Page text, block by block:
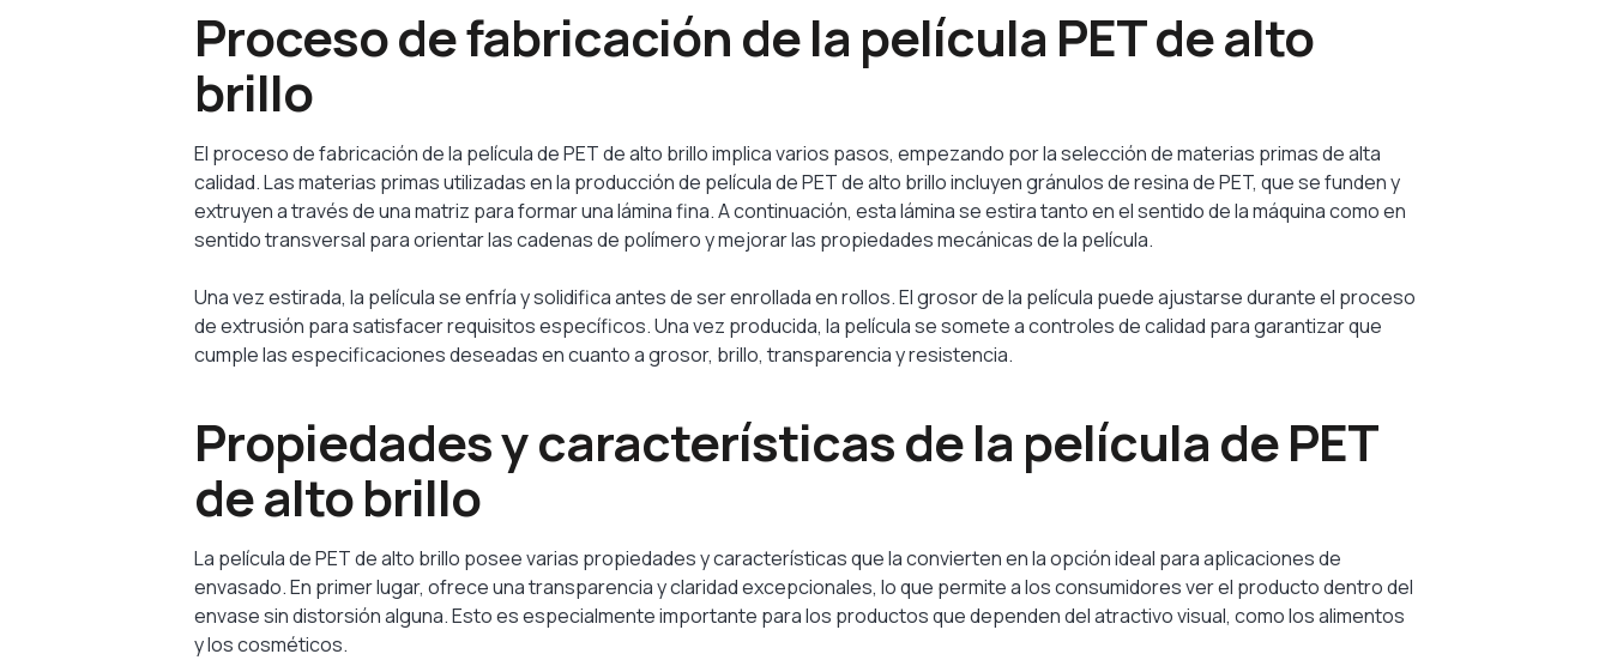
Proceso de fabricación de la película PET de alto
brillo
El proceso de fabricación de la película de PET de alto brillo implica varios pasos, empezando por la selección de materias primas de alta
calidad. Las materias primas utilizadas en la producción de película de PET de alto brillo incluyen gránulos de resina de PET, que se funden y
extruyen a través de una matriz para formar una lámina fina. A continuación, esta lámina se estira tanto en el sentido de la máquina como en
sentido transversal para orientar las cadenas de polímero y mejorar las propiedades mecánicas de la película.
Una vez estirada, la película se enfría y solidifica antes de ser enrollada en rollos. El grosor de la película puede ajustarse durante el proceso
de extrusión para satisfacer requisitos específicos. Una vez producida, la película se somete a controles de calidad para garantizar que
cumple las especificaciones deseadas en cuanto a grosor, brillo, transparencia y resistencia.
Propiedades y características de la película de PET
de alto brillo
La película de PET de alto brillo posee varias propiedades y características que la convierten en la opción ideal para aplicaciones de
envasado. En primer lugar, ofrece una transparencia y claridad excepcionales, lo que permite a los consumidores ver el producto dentro del
envase sin distorsión alguna. Esto es especialmente importante para los productos que dependen del atractivo visual, como los alimentos
y los cosméticos.